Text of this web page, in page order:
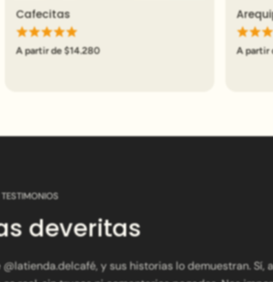
Cafecitas
A partir de $14.280 A partir
TESTIMONIOS
deveritas
y sus historias lo demuestran. Sí,